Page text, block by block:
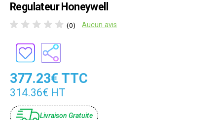
Regulateur Honeywell
(0) Aucun avis
377.23€ TTC
314.36€ HT
Livraison Gratuite